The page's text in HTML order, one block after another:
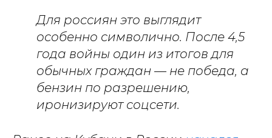
Для россиян это выглядит
особенно символично. После 4,5
года войны один из итогов для
обычных граждан — не победа, а
бензин по разрешению,
иронизируют соцсети.